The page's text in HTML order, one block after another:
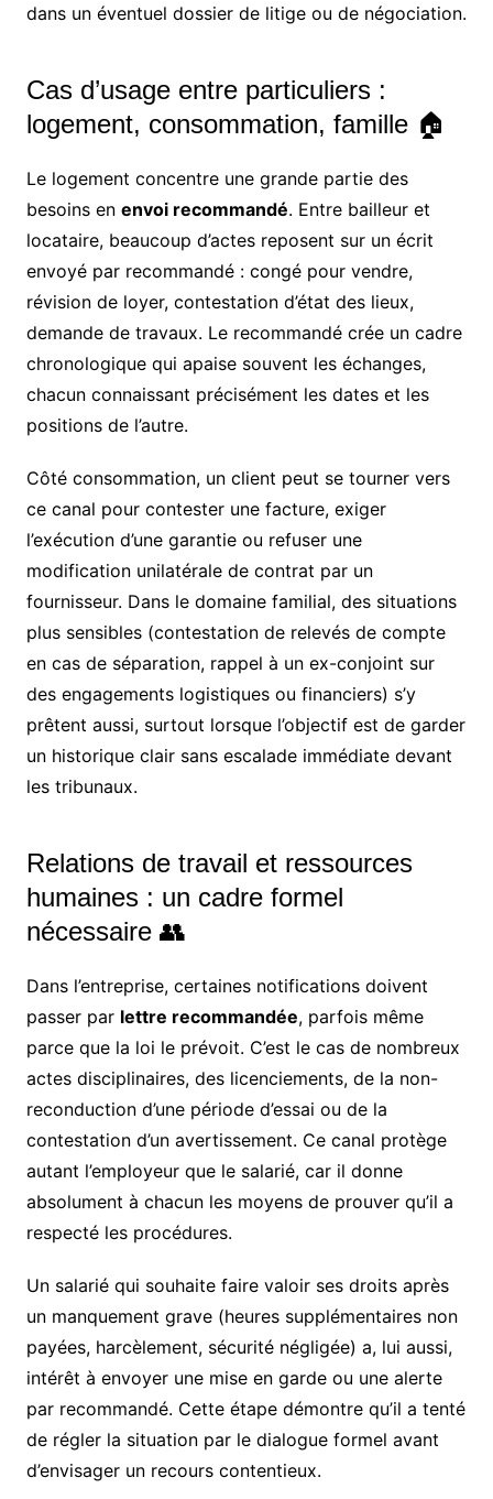
dans un éventuel dossier de litige ou de négociation.
Cas d’usage entre particuliers :
logement, consommation, famille 🏠
Le logement concentre une grande partie des
besoins en envoi recommandé. Entre bailleur et
locataire, beaucoup d’actes reposent sur un écrit
envoyé par recommandé : congé pour vendre,
révision de loyer, contestation d’état des lieux,
demande de travaux. Le recommandé crée un cadre
chronologique qui apaise souvent les échanges,
chacun connaissant précisément les dates et les
positions de l’autre.
Côté consommation, un client peut se tourner vers
ce canal pour contester une facture, exiger
l’exécution d’une garantie ou refuser une
modification unilatérale de contrat par un
fournisseur. Dans le domaine familial, des situations
plus sensibles (contestation de relevés de compte
en cas de séparation, rappel à un ex-conjoint sur
des engagements logistiques ou financiers) s’y
prêtent aussi, surtout lorsque l’objectif est de garder
un historique clair sans escalade immédiate devant
les tribunaux.
Relations de travail et ressources
humaines : un cadre formel
nécessaire 👥
Dans l’entreprise, certaines notifications doivent
passer par lettre recommandée, parfois même
parce que la loi le prévoit. C’est le cas de nombreux
actes disciplinaires, des licenciements, de la non-
reconduction d’une période d’essai ou de la
contestation d’un avertissement. Ce canal protège
autant l’employeur que le salarié, car il donne
absolument à chacun les moyens de prouver qu’il a
respecté les procédures.
Un salarié qui souhaite faire valoir ses droits après
un manquement grave (heures supplémentaires non
payées, harcèlement, sécurité négligée) a, lui aussi,
intérêt à envoyer une mise en garde ou une alerte
par recommandé. Cette étape démontre qu’il a tenté
de régler la situation par le dialogue formel avant
d’envisager un recours contentieux.